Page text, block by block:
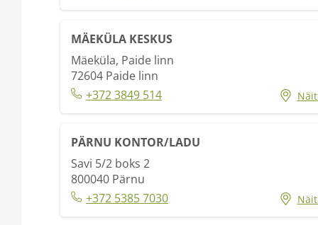
MÄEKÜLA KESKUS
Mäeküla, Paide linn
72604 Paide linn
+372 3849 514
PÄRNU KONTOR/LADU
Savi 5/2 boks 2
800040 Pärnu
+372 5385 7030